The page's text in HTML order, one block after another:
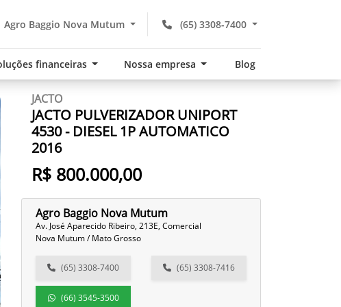
(65) 3308-7400
Agro Baggio Nova Mutum
financeiras Nossa empresa Blog
JACTO
JACTO PULVERIZADOR UNIPORT
4530 - DIESEL 1P AUTOMATICO
2016
R$ 800.000,00
Agro Baggio Nova Mutum
Av. José Aparecido Ribeiro, 213E, Comercial
Nova Mutum / Mato Grosso
(65) 3308-7400 (65) 3308-7416
(66) 3545-3500